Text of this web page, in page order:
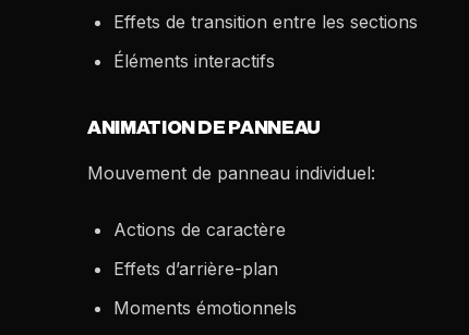
Effets de transition entre les sections
Éléments interactifs
ANIMATION DE PANNEAU
Mouvement de panneau individuel:
Actions de caractère
Effets d’arrière-plan
Moments émotionnels